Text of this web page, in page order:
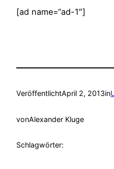
[ad name=“ad-1″]
VeröffentlichtApril 2, 2013in
vonAlexander Kluge
Schlagwörter: